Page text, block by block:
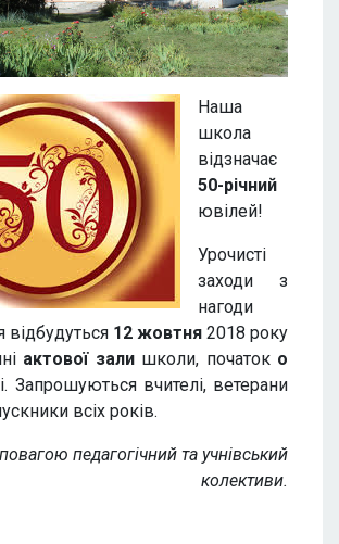
Наша
школа
відзначає
50-річний
ювілей!
Урочисті
заходи з
нагоди
відбудуться 12 жовтня 2018 року
актової залишколи, початок о
Запрошуються вчителі, ветерани
всіх років.
педагогічний та учнівський
колективи.